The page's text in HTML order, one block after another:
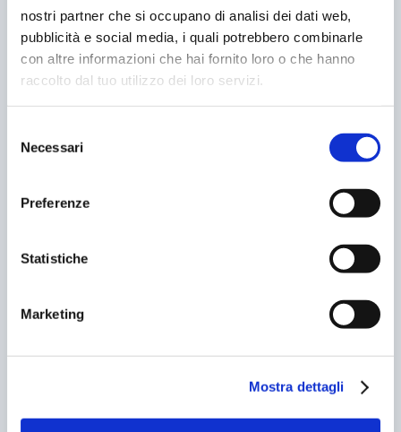
nostri partner che si occupano di analisi dei dati web,
pubblicità e social media, i quali potrebbero combinarle
con altre informazioni che hai fornito loro o che hanno
raccolto dal tuo utilizzo dei loro servizi.
delNecessari
Preferenze
Statistiche
Marketing
Mostra dettagli
MICROMOBILITÀ CHIUDONO NEXT GENERATION
MOBILITY